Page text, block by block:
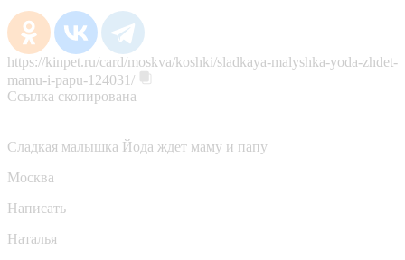
https://kinpet.ru/card/moskva/koshki/sladkaya-malyshka-yoda-zhdet-
mamu-i-papu-124031/
Ссылка скопирована
Сладкая малышка Йода ждет маму и папу
Москва
Написать
Наталья